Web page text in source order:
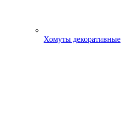
Хомуты декоративные